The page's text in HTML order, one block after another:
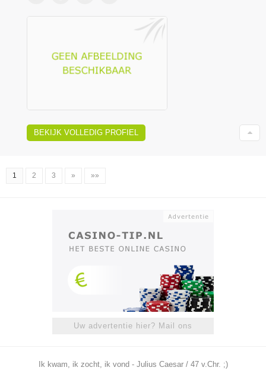
BEKIJK VOLLEDIG PROFIEL
1 2 3 » »»
Uw advertentie hier? Mail ons
Ik kwam, ik zocht, ik vond - Julius Caesar / 47 v.Chr. ;)